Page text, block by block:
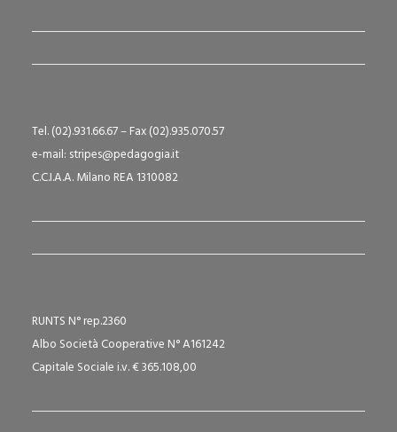
Tel. (02).931.66.67 – Fax (02).935.070.57
e-mail: stripes@pedagogia.it
C.C.I.A.A. Milano REA 1310082
RUNTS N° rep.2360
Albo Società Cooperative N° A161242
Capitale Sociale i.v. € 365.108,00